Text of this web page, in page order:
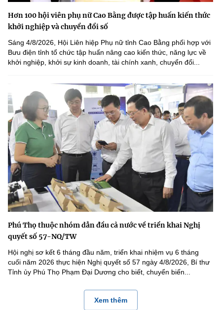
Hơn 100 hội viên phụ nữ Cao Bằng được tập huấn kiến thức
khởi nghiệp và chuyển đổi số
Sáng 4/8/2026, Hội Liên hiệp Phụ nữ tỉnh Cao Bằng phối hợp với
Bưu điện tỉnh tổ chức tập huấn nâng cao kiến thức, năng lực về
khởi nghiệp, khởi sự kinh doanh, tài chính xanh, chuyển đổi...
Phú Thọ thuộc nhóm dẫn đầu cả nước về triển khai Nghị
quyết số 57-NQ/TW
Hội nghị sơ kết 6 tháng đầu năm, triển khai nhiệm vụ 6 tháng
cuối năm 2026 thực hiện Nghị quyết số 57 ngày 4/8/2026, Bí thư
Tỉnh ủy Phú Thọ Phạm Đại Dương cho biết, chuyển biến...
Xem thêm